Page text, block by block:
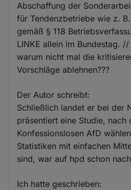
Abschaffung der
für Tendenzbetriebe wie z.
gemäß § 118
LINKE allein im Bundestag.
warum nicht mal die
Vorschläge ablehnen???
Der Autor schreibt:
Schließlich landet er bei der
präsentiert eine Studie, nach
Konfessionslosen AfD
Statistiken mit einfachen
sind, war auf hpd schon
Ich hatte geschrieben: